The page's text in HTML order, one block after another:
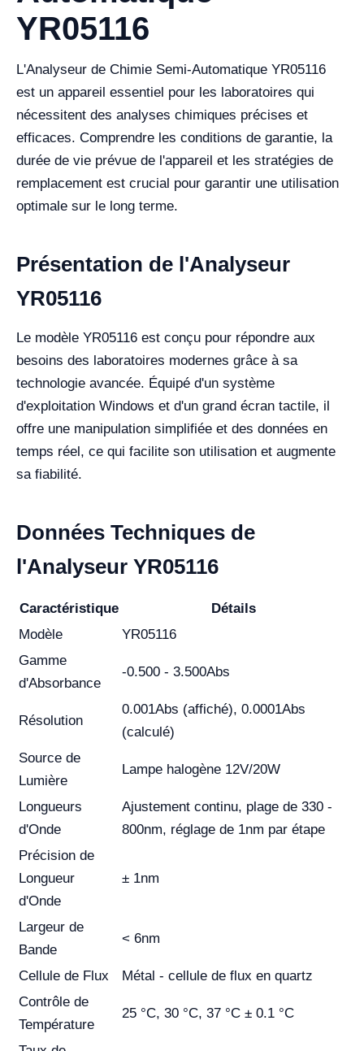
YR05116
L'Analyseur de Chimie Semi-Automatique YR05116
est un appareil essentiel pour les laboratoires qui
nécessitent des analyses chimiques précises et
efficaces. Comprendre les conditions de garantie, la
durée de vie prévue de l'appareil et les stratégies de
remplacement est crucial pour garantir une utilisation
optimale sur le long terme.
Présentation de l'Analyseur
YR05116
Le modèle YR05116 est conçu pour répondre aux
besoins des laboratoires modernes grâce à sa
technologie avancée. Équipé d'un système
d'exploitation Windows et d'un grand écran tactile, il
offre une manipulation simplifiée et des données en
temps réel, ce qui facilite son utilisation et augmente
sa fiabilité.
Données Techniques de
l'Analyseur YR05116
Caractéristique
Détails
Modèle
YR05116
Gamme
d'Absorbance
-0.500 - 3.500Abs
Résolution
0.001Abs (affiché), 0.0001Abs
(calculé)
Source de
Lumière
Lampe halogène 12V/20W
Longueurs
d'Onde
Ajustement continu, plage de 330 -
800nm, réglage de 1nm par étape
Précision de
Longueur
d'Onde
± 1nm
Largeur de
Bande
< 6nm
Cellule de Flux
Métal - cellule de flux en quartz
Contrôle de
Température
25 °C, 30 °C, 37 °C ± 0.1 °C